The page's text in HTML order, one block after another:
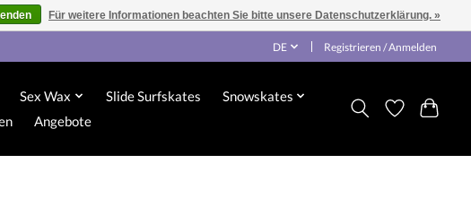
DE Registrieren / Anmelden
Sex Wax Slide Surfskates
Snowskates
Angebote
Für weitere Informationen beachten Sie bitte unsere Datenschutzerklärung. »